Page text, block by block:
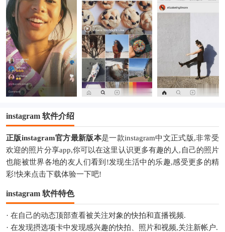
instagram 软件介绍
正版instagram官方最新版本是一款instagram中文正式版,非常受
欢迎的照片分享app,你可以在这里认识更多有趣的人,自己的照片
也能被世界各地的友人们看到!发现生活中的乐趣,感受更多的精
彩!快来点击下载体验一下吧!
instagram 软件特色
· 在自己的动态顶部查看被关注对象的快拍和直播视频.
· 在发现摂选项卡中发现感兴趣的快拍、照片和视频,关注新帐户.